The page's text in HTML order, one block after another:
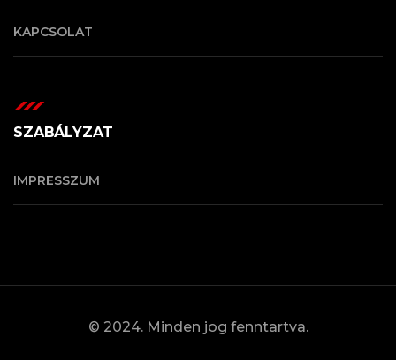
KAPCSOLAT
SZABÁLYZAT
IMPRESSZUM
© 2024. Minden jog fenntartva.